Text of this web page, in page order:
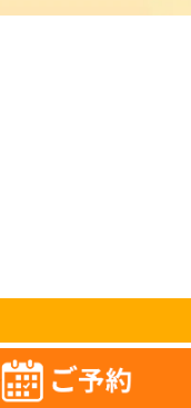
お問合せフォーム
ご予約はこちら